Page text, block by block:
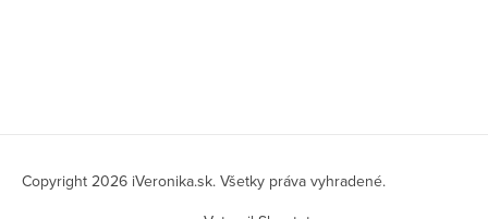
Copyright 2026 iVeronika.sk. Všetky práva vyhradené.